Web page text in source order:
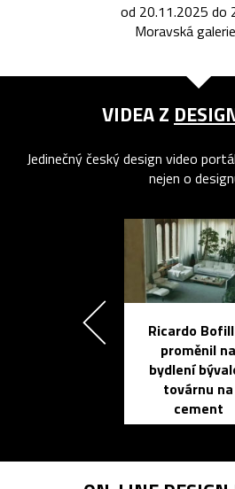
od 20.11.2025 do
Moravská
VIDEA Z
Jedinečný český design video
nejen o
Ricardo
proměnil na
bydlení
továrnu na
cement